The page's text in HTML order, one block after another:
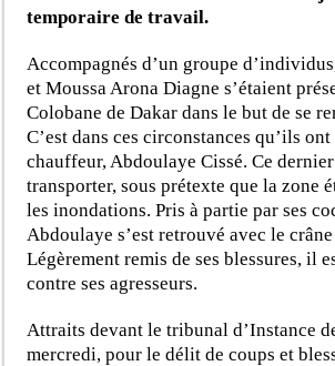
temporaire de travail.
Accompagnés d’un groupe
et Moussa Arona Diagne s’étaient
Colobane de Dakar dans le but de se
C’est dans ces circonstances qu’ils
chauffeur, Abdoulaye Cissé. Ce
transporter, sous prétexte que la zone
les inondations. Pris à partie par ses
Abdoulaye s’est retrouvé avec le
Légèrement remis de ses blessures, il
contre ses agresseurs.
Attraits devant le tribunal d’Instance
mercredi, pour le délit de coups et